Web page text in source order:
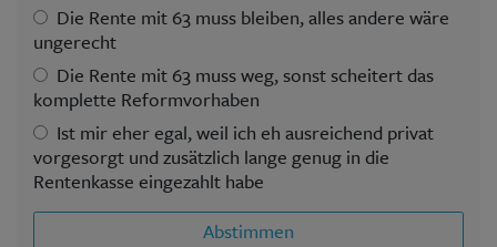
Die Rente mit 63 muss bleiben, alles andere wäre
ungerecht
Die Rente mit 63 muss weg, sonst scheitert das
komplette Reformvorhaben
Ist mir eher egal, weil ich eh ausreichend privat
vorgesorgt und zusätzlich lange genug in die
Rentenkasse eingezahlt habe
Abstimmen